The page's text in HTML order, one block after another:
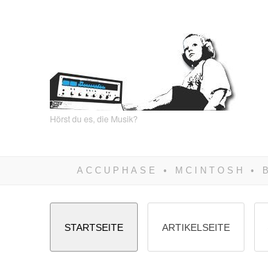
Hörst du es, die Musik?
STARTSEITE ARTIKELSEITE